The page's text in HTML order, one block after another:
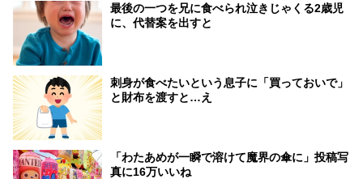
最後の一つを兄に食べられ泣きじゃくる2歳児
に、代替案を出すと
刺身が食べたいという息子に「買っておいで」
と財布を渡すと…え
「わたあめが一瞬で溶けて魔界の傘に」投稿写
真に16万いいね